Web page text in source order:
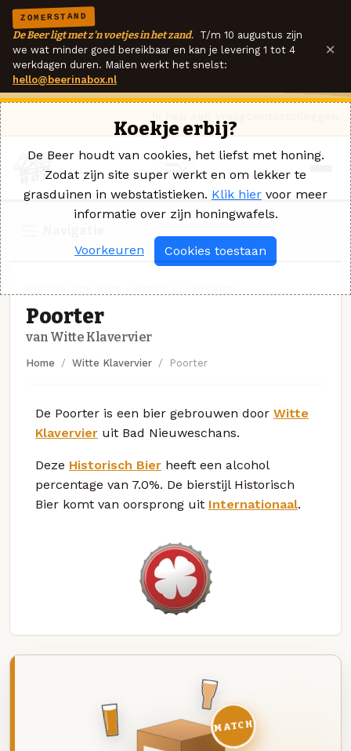
ZOMERSTAND
De Beer ligt met z'n voetjes in het zand. T/m 10 augustus zijn
we wat minder goed bereikbaar en kan je levering 1 tot 4
werkdagen duren. Mailen werkt het snelst:
hello@beerinabox.nl
×
Poorter
van Witte Klavervier
Home Witte Klavervier Poorter
De Poorter is een bier gebrouwen door Witte
Klavervier uit Bad Nieuweschans.
Deze Historisch Bier heeft een alcohol
percentage van 7.0%. De bierstijl Historisch
Bier komt van oorsprong uit Internationaal.
MATCH
Koekje erbij?
De Beer houdt van cookies, het liefst met honing.
Zodat zijn site super werkt en om lekker te
grasduinen in webstatistieken. Klik hier voor meer
informatie over zijn honingwafels.
Voorkeuren Cookies toestaan